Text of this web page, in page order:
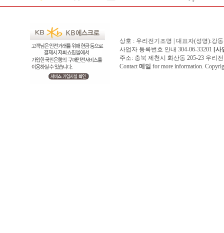
상호 : 우리전기조명 | 대표자(성명):강
사업자 등록번호 안내 304-06-33201 [사
주소: 충북 제천시 화산동 205-23 우리
Contact 메일 for more information.